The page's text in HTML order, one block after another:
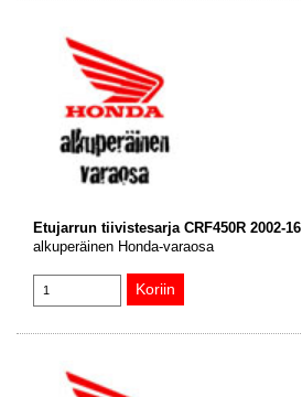
Etujarrun tiivistesarja CRF450R 2002-16
alkuperäinen Honda-varaosa